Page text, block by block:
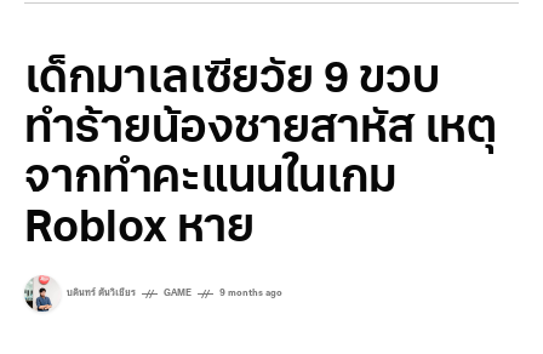
เด็กมาเลเซียวัย 9 ขวบ
ทำร้ายน้องชายสาหัส เหตุ
จากทำคะแนนในเกม
Roblox หาย
บดินทร์ ตันวิเชียร GAME 9 months ago